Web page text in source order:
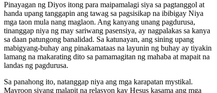
Pinayagan ng Diyos itong para maipamalagi siya sa pagtanggol at
handa upang tanggapin ang tawag sa pagsisikap na ibibigay Niya
mga taon mula nang maglaon. Ang kanyang unang pagdurusa,
tinanggap niya ng may sariwang pasensiya, ay nagpalakas sa kanya
sa daan patungong banalidad. Sa katunayan, ang sining upang
mabigyang-buhay ang pinakamataas na layunin ng buhay ay tiyakin
lamang na makarating dito sa pamamagitan ng mahaba at mapait na
landas ng pagdurusa.
Sa panahong ito, natanggap niya ang mga karapatan mystikal.
Mayroon siyang malapit na relasyon kay Hesus kasama ang mga